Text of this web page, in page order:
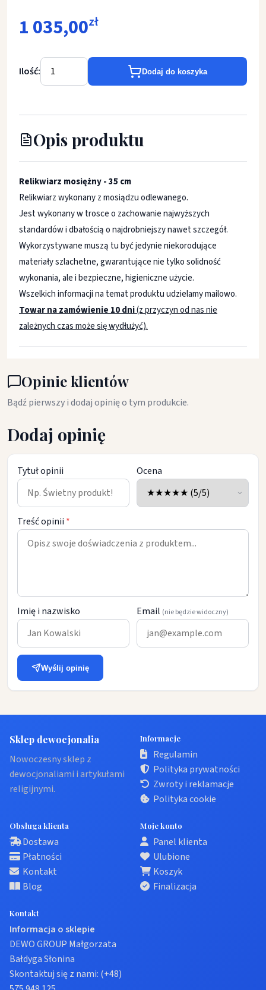
1 035,00zł
Ilość: Dodaj do koszyka
Opis produktu
Relikwiarz mosiężny - 35 cm
Relikwiarz wykonany z mosiądzu odlewanego.
Jest wykonany w trosce o zachowanie najwyższych
standardów i dbałością o najdrobniejszy nawet szczegół.
Wykorzystywane muszą tu być jedynie niekorodujące
materiały szlachetne, gwarantujące nie tylko solidność
wykonania, ale i bezpieczne, higieniczne użycie.
Wszelkich informacji na temat produktu udzielamy mailowo.
Towar na zamówienie 10 dni(z przyczyn od nas nie
zależnych czas może się wydłużyć).
Opinie klientów
Bądź pierwszy i dodaj opinię o tym produkcie.
Dodaj opinię
Tytuł opinii Ocena
Treść opinii *
Imię i nazwisko Email (nie będzie widoczny)
Wyślij opinię
Sklep dewocjonalia
Nowoczesny sklep z
dewocjonaliami i artykułami
religijnymi.
Informacje
Regulamin
Polityka prywatności
Zwroty i reklamacje
Polityka cookie
Obsługa klienta
Dostawa
Płatności
Kontakt
Blog
Moje konto
Panel klienta
Ulubione
Koszyk
Finalizacja
Kontakt
Informacja o sklepie
DEWO GROUP Małgorzata
Bałdyga Słonina
Skontaktuj się z nami: (+48)